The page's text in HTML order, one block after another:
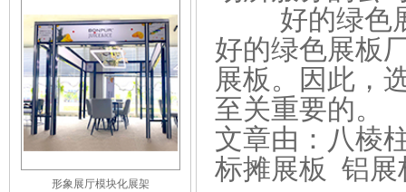
好的绿色展
好的绿色展板
展板。因此，
至关重要的。
文章由：八棱
标摊展板 铝展
形象展厅模块化展架